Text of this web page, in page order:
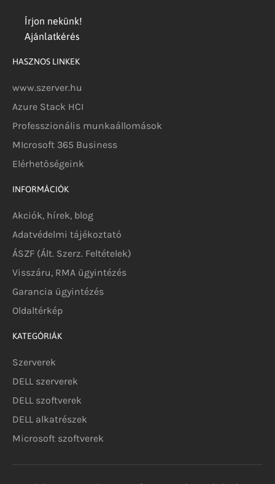
Írjon nekünk!
Ajánlatkérés
HASZNOS LINKEK
www.szerver.hu
Azure Stack HCI
Professzionális munkaállomások
MIcrosoft 365 Business
Elérhetőségeink
INFORMÁCIÓK
Akciók, hírek, blog
Adatvédelmi tájékoztató
ÁSZF (Ált. Szerz. Feltételek)
Visszáru, RMA ügyintézés
Garancia ügyintézés
Oldaltérkép
KATEGÓRIÁK
Szerverek
DELL szerverek
DELL szoftverek
DELL alkatrészek
Microsoft szoftverek